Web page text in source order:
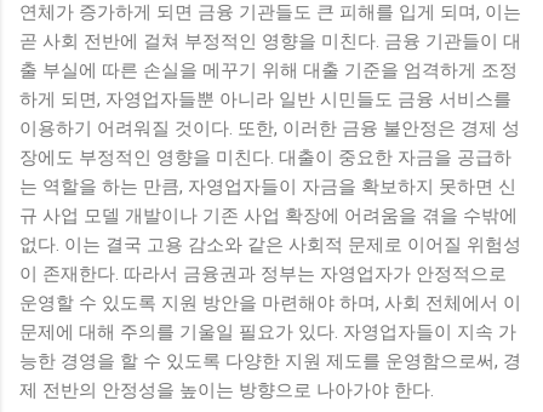
연체가 증가하게 되면 금융 기관들도 큰 피해를 입게 되며, 이는
곧 사회 전반에 걸쳐 부정적인 영향을 미친다. 금융 기관들이 대
출 부실에 따른 손실을 메꾸기 위해 대출 기준을 엄격하게 조정
하게 되면, 자영업자들뿐 아니라 일반 시민들도 금융 서비스를
이용하기 어려워질 것이다. 또한, 이러한 금융 불안정은 경제 성
장에도 부정적인 영향을 미친다. 대출이 중요한 자금을 공급하
는 역할을 하는 만큼, 자영업자들이 자금을 확보하지 못하면 신
규 사업 모델 개발이나 기존 사업 확장에 어려움을 겪을 수밖에
없다. 이는 결국 고용 감소와 같은 사회적 문제로 이어질 위험성
이 존재한다. 따라서 금융권과 정부는 자영업자가 안정적으로
운영할 수 있도록 지원 방안을 마련해야 하며, 사회 전체에서 이
문제에 대해 주의를 기울일 필요가 있다. 자영업자들이 지속 가
능한 경영을 할 수 있도록 다양한 지원 제도를 운영함으로써, 경
제 전반의 안정성을 높이는 방향으로 나아가야 한다.